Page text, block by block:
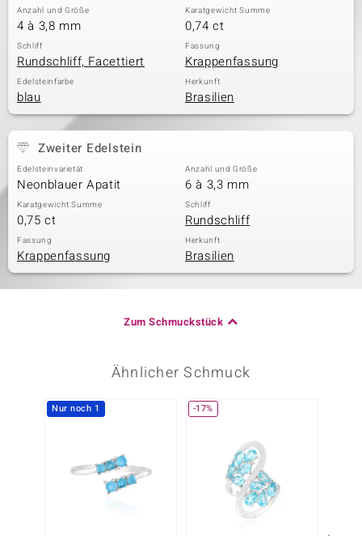
Anzahl und Größe
4 à 3,8 mm
Karatgewicht Summe
0,74 ct
Schliff
Rundschliff, Facettiert
Fassung
Krappenfassung
Edelsteinfarbe
blau
Herkunft
Brasilien
Zweiter Edelstein
Edelsteinvarietät
Neonblauer Apatit
Anzahl und Größe
6 à 3,3 mm
Karatgewicht Summe
0,75 ct
Schliff
Rundschliff
Fassung
Krappenfassung
Herkunft
Brasilien
Zum Schmuckstück
Ähnlicher Schmuck
Nur noch 1 -17%